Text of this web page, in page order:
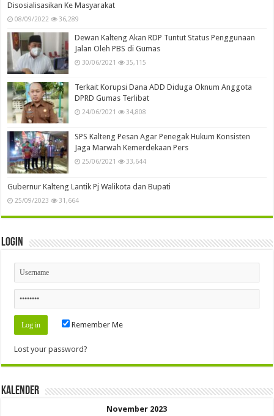
Disosialisasikan Ke Masyarakat
08/09/2022 36,289
Dewan Kalteng Akan RDP Tuntut Status Penggunaan
Jalan Oleh PBS di Gumas
30/06/2021 35,115
Terkait Korupsi Dana ADD Diduga Oknum Anggota
DPRD Gumas Terlibat
24/06/2021 34,808
SPS Kalteng Pesan Agar Penegak Hukum Konsisten
Jaga Marwah Kemerdekaan Pers
25/06/2021 33,644
Gubernur Kalteng Lantik Pj Walikota dan Bupati
25/09/2023 31,664
Login
Remember Me
Lost your password?
Kalender
November 2023